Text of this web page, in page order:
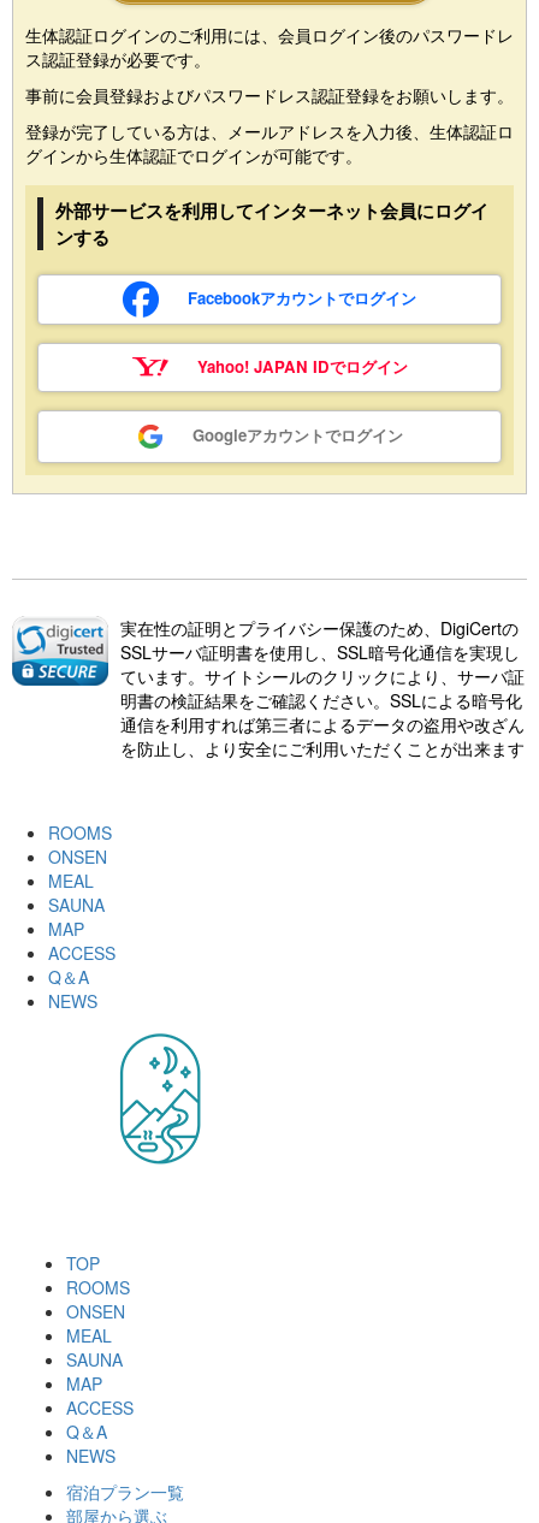
生体認証ログインのご利用には、会員ログイン後のパスワードレ
ス認証登録が必要です。
事前に会員登録およびパスワードレス認証登録をお願いします。
登録が完了している方は、メールアドレスを入力後、生体認証ロ
グインから生体認証でログインが可能です。
外部サービスを利用してインターネット会員にログイ
ンする
Facebookアカウントでログイン
Yahoo! JAPAN IDでログイン
Googleアカウントでログイン
実在性の証明とプライバシー保護のため、DigiCertの
SSLサーバ証明書を使用し、SSL暗号化通信を実現し
ています。サイトシールのクリックにより、サーバ証
明書の検証結果をご確認ください。SSLによる暗号化
通信を利用すれば第三者によるデータの盗用や改ざん
を防止し、より安全にご利用いただくことが出来ます
ROOMS
ONSEN
MEAL
SAUNA
MAP
ACCESS
Q＆A
NEWS
TOP
ROOMS
ONSEN
MEAL
SAUNA
MAP
ACCESS
Q＆A
NEWS
宿泊プラン一覧
部屋から選ぶ